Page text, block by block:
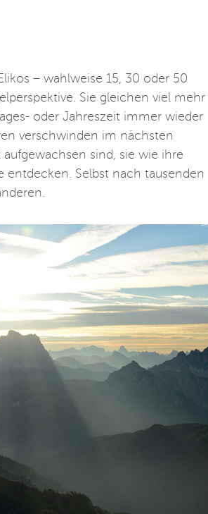
– wahlweise 15, 30 oder 50
Sie gleichen viel mehr
oder Jahreszeit immer wieder
verschwinden im nächsten
sind, sie wie ihre
entdecken. Selbst nach tausenden